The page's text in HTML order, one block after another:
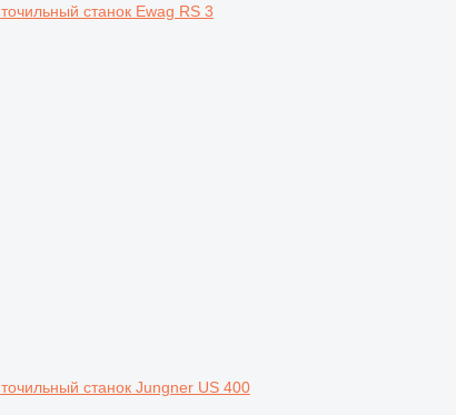
точильный станок Ewag RS 3
точильный станок Jungner US 400